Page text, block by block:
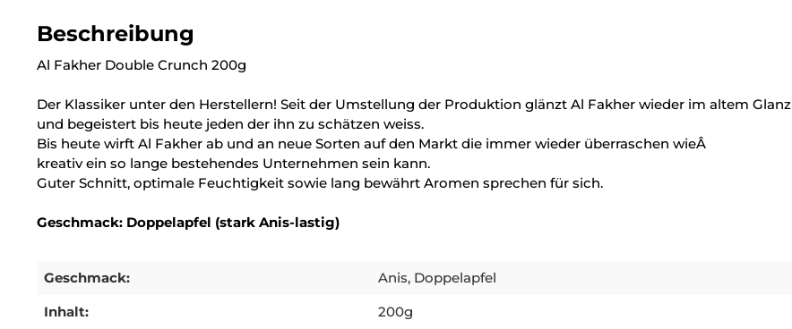
Beschreibung
Al Fakher Double Crunch 200g
Der Klassiker unter den Herstellern! Seit der Umstellung der Produktion glänzt Al Fakher wieder im altem Glanz
und begeistert bis heute jeden der ihn zu schätzen weiss.
Bis heute wirft Al Fakher ab und an neue Sorten auf den Markt die immer wieder überraschen wieÂ
kreativ ein so lange bestehendes Unternehmen sein kann.
Guter Schnitt, optimale Feuchtigkeit sowie lang bewährt Aromen sprechen für sich.
Geschmack: Doppelapfel (stark Anis-lastig)
Geschmack:
Anis, Doppelapfel
Inhalt:
200g